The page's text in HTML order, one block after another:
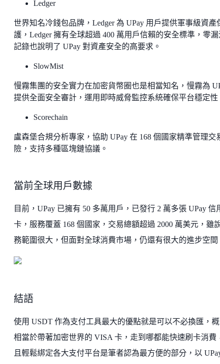
Ledger
世界知名冷錢包品牌，Ledger 為 UPay 用戶提供軍事級資產
護，Ledger 擁有全球超過 400 萬用戶信賴的安全標準，零
記錄也說明了 UPay 對資產安全的高要求。
SlowMist
慢霧集團的安全實力在加密貨幣圈也是相當知名，慢霧為
提供全面安全審計，運用即時威脅監控系統確保平台穩定性
Scorechain
盧森堡合規分析專家，協助 UPay 在 168 個國家精準管理交
險，支持多種區塊鏈協議。
當前全球用戶數據
目前，UPay 已擁有 50 多萬用戶，已發行 2 萬多張 UPay 信
卡，服務覆蓋 168 個國家，交易總額超過 2000 萬美元，雖
務範圍很大，但面對全球消費市場，仍還有很大的進步空間
結語
使用 USDT 作為支付工具最大的優點就是可以不必換匯，
相當於帶著加密世界的 VISA 卡，走到哪都能快速刷卡消費
且輕鬆綁定各大支付平台是筆者認為最方便的部分，以